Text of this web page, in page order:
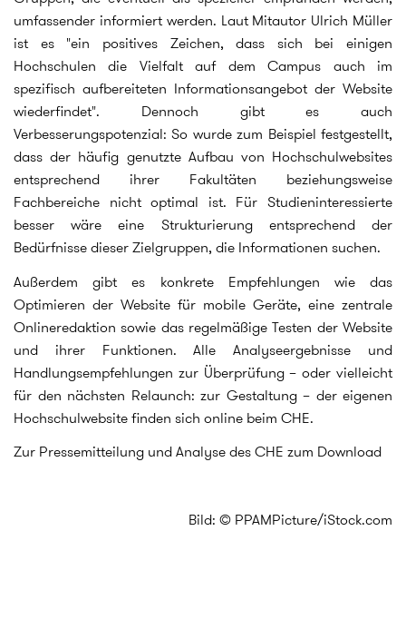
umfassender informiert werden. Laut Mitautor Ulrich Müller
ist es "ein positives Zeichen, dass sich bei einigen
Hochschulen die Vielfalt auf dem Campus auch im
spezifisch aufbereiteten Informationsangebot der Website
wiederfindet". Dennoch gibt es auch
Verbesserungspotenzial: So wurde zum Beispiel festgestellt,
dass der häufig genutzte Aufbau von Hochschulwebsites
entsprechend ihrer Fakultäten beziehungsweise
Fachbereiche nicht optimal ist. Für Studieninteressierte
besser wäre eine Strukturierung entsprechend der
Bedürfnisse dieser Zielgruppen, die Informationen suchen.
Außerdem gibt es konkrete Empfehlungen wie das
Optimieren der Website für mobile Geräte, eine zentrale
Onlineredaktion sowie das regelmäßige Testen der Website
und ihrer Funktionen. Alle Analyseergebnisse und
Handlungsempfehlungen zur Überprüfung – oder vielleicht
für den nächsten Relaunch: zur Gestaltung – der eigenen
Hochschulwebsite finden sich online beim CHE.
Zur Pressemitteilung und Analyse des CHE zum Download
Bild: © PPAMPicture/iStock.com